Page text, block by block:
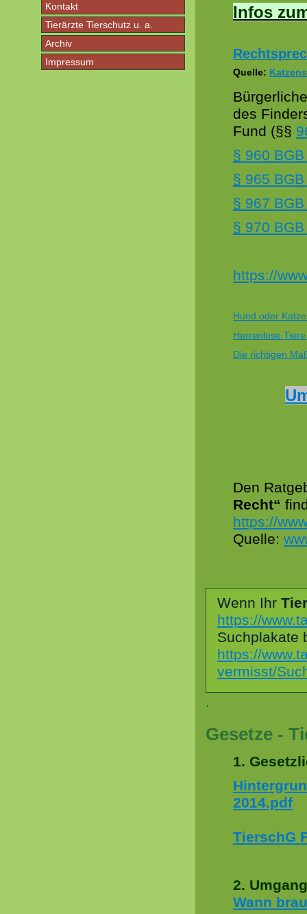
Kontakt
Tierärzte Tierschutz u. a.
Archiv
Impressum
Infos
Quelle:
des
Fund (§§
§ 960
§ 965
§ 967
§ 970
https://
Hund oder
Herrenlose
Die richtigen
Den
Recht“
https://
Quelle:
Wenn Ihr
https://
Suchplakate
https://
vermisst/
.
Gesetze -
1.
2014.pdf
TierschG
2.
Wann